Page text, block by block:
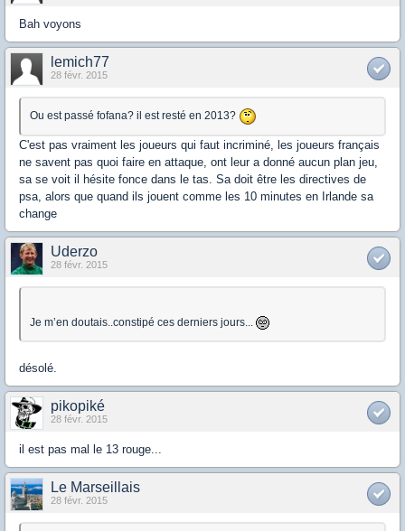
Bah voyons
lemich77
28 févr. 2015
Ou est passé fofana? il est resté en 2013?
C'est pas vraiment les joueurs qui faut incriminé, les joueurs français
ne savent pas quoi faire en attaque, ont leur a donné aucun plan jeu,
sa se voit il hésite fonce dans le tas. Sa doit être les directives de
psa, alors que quand ils jouent comme les 10 minutes en Irlande sa
change
Uderzo
28 févr. 2015
Je m’en doutais..constipé ces derniers jours...
désolé.
pikopiké
28 févr. 2015
il est pas mal le 13 rouge...
Le Marseillais
28 févr. 2015